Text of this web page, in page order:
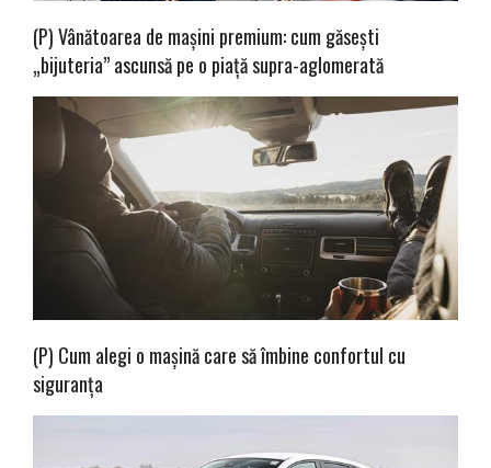
(P) Vânătoarea de mașini premium: cum găsești
„bijuteria” ascunsă pe o piață supra-aglomerată
(P) Cum alegi o mașină care să îmbine confortul cu
siguranța